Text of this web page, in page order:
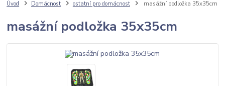
Úvod Domácnost ostatní pro domácnost masážní podložka 35x35cm
masážní podložka 35x35cm